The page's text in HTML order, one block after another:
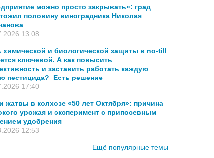
можно просто закрывать»: град
половину виноградника Николая
13:08
химической и биологической защиты в no-till
ключевой. А как повысить
и заставить работать каждую
пестицида? Есть решение
17:40
жатвы в колхозе «50 лет Октября»: причина
урожая и эксперимент с припосевным
удобрения
12:53
Ещё популярные темы